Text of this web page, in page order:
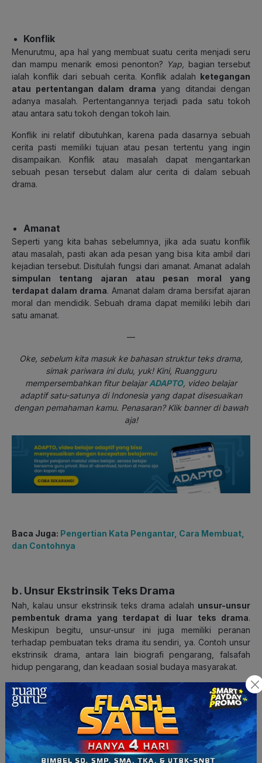
Konflik
Menurutmu, apa hal yang membuat suatu cerita menjadi seru
dan mampu menarik emosi penonton? Yap, bagian tersebut
ialah konflik dari sebuah cerita. Konflik adalah ketegangan
atau pertentangan dalam drama yang ditandai dengan
adanya masalah. Pertentangannya terjadi pada satu tokoh
atau antara satu tokoh dengan tokoh lain.
Konflik ini relatif dibutuhkan, karena pada dasarnya sebuah
cerita pasti memiliki tujuan atau pesan tertentu yang ingin
disampaikan. Konflik atau masalah dapat mengantarkan
sebuah pesan tersebut dalam alur cerita di dalam sebuah
drama.
Amanat
Seperti yang kita bahas sebelumnya, jika ada suatu konflik
atau masalah, pasti akan ada pesan yang bisa kita ambil dari
kejadian tersebut. Disitulah fungsi dari amanat. Amanat adalah
simpulan tentang ajaran atau pesan moral yang
terdapat dalam drama. Amanat dalam drama bersifat ajaran
moral dan mendidik. Sebuah drama dapat memiliki lebih dari
satu amanat.
—
Oke, sebelum kita masuk ke bahasan struktur teks drama,
simak pariwara ini dulu, yuk! Kini, Ruangguru
mempersembahkan fitur belajarADAPTO, video belajar
adaptif satu-satunya di Indonesia yang dapat disesuaikan
dengan pemahaman kamu. Penasaran? Klik banner di bawah
aja!
Baca Juga: Pengertian Kata Pengantar, Cara Membuat,
dan Contohnya
b. Unsur Ekstrinsik Teks Drama
Nah, kalau unsur ekstrinsik teks drama adalah unsur-unsur
pembentuk drama yang terdapat di luar teks drama.
Meskipun begitu, unsur-unsur ini juga memiliki peranan
terhadap pembuatan teks drama itu sendiri, ya. Contoh unsur
ekstrinsik drama, antara lain biografi pengarang, falsafah
hidup pengarang, dan keadaan sosial budaya masyarakat.
Biografi Pengarang
Setiap pengarang memilikilatar belakang atau riwayat
hidup yang berbeda-beda. Mulai dari lingkungan ia tumbuh,
orang tua, pendidikan, lingkup pertemanan, hingga
kepercayaan. Hal ini lah yang bisa mempengaruhi sebuah